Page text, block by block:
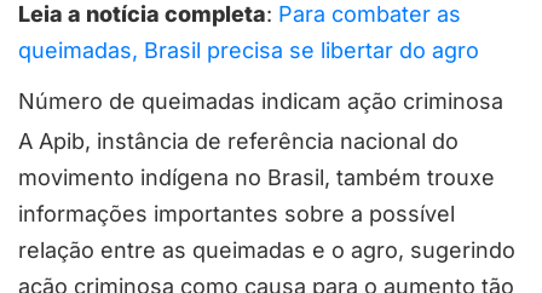
Leia a notícia completa: Para combater as
queimadas, Brasil precisa se libertar do agro
Número de queimadas indicam ação criminosa
A Apib, instância de referência nacional do
movimento indígena no Brasil, também trouxe
informações importantes sobre a possível
relação entre as queimadas e o agro, sugerindo
ação criminosa como causa para o aumento tão